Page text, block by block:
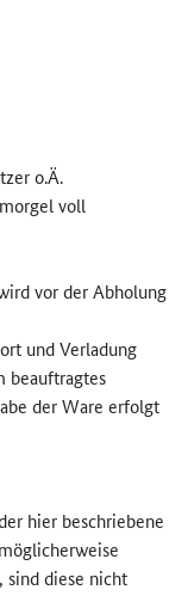
o.Ä.
voll
vor der Abholung
und Verladung
beauftragtes
der Ware erfolgt
hier beschriebene
diese nicht